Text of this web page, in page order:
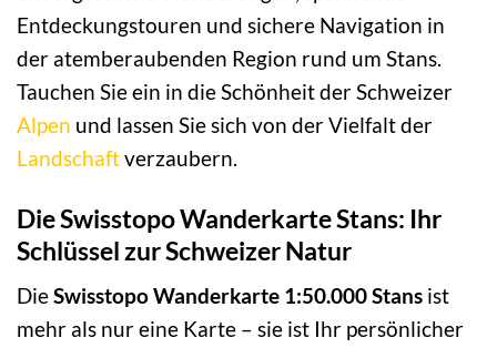
Entdeckungstouren und sichere Navigation in
der atemberaubenden Region rund um Stans.
Tauchen Sie ein in die Schönheit der Schweizer
Alpen und lassen Sie sich von der Vielfalt der
Landschaftverzaubern.
Die Swisstopo Wanderkarte Stans: Ihr
Schlüssel zur Schweizer Natur
DieSwisstopo Wanderkarte 1:50.000 Stans ist
mehr als nur eine Karte – sie ist Ihr persönlicher